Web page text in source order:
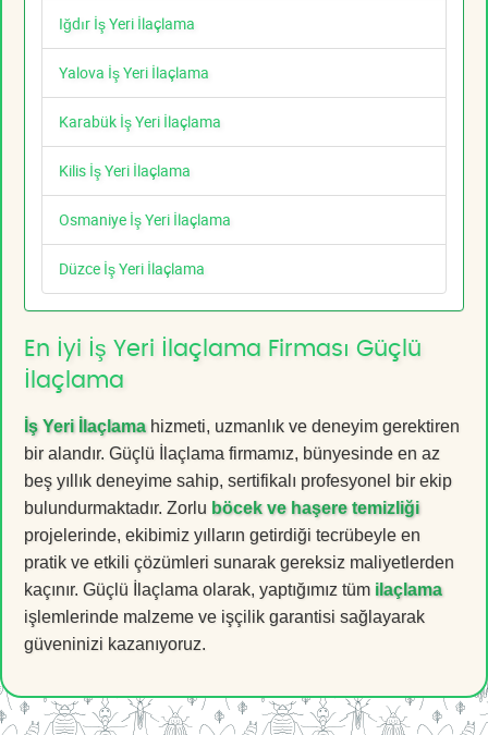
Iğdır İş Yeri İlaçlama
Yalova İş Yeri İlaçlama
Karabük İş Yeri İlaçlama
Kilis İş Yeri İlaçlama
Osmaniye İş Yeri İlaçlama
Düzce İş Yeri İlaçlama
En İyi İş Yeri İlaçlama Firması Güçlü
İlaçlama
İş Yeri İlaçlamahizmeti, uzmanlık ve deneyim gerektiren
bir alandır. Güçlü İlaçlama firmamız, bünyesinde en az
beş yıllık deneyime sahip, sertifikalı profesyonel bir ekip
bulundurmaktadır. Zorlu böcek ve haşere temizliği
projelerinde, ekibimiz yılların getirdiği tecrübeyle en
pratik ve etkili çözümleri sunarak gereksiz maliyetlerden
kaçınır. Güçlü İlaçlama olarak, yaptığımız tüm ilaçlama
işlemlerinde malzeme ve işçilik garantisi sağlayarak
güveninizi kazanıyoruz.